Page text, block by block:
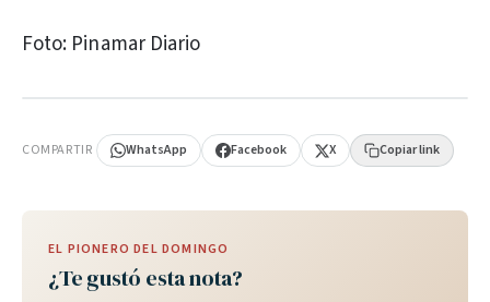
Foto: Pinamar Diario
COMPARTIR WhatsApp Facebook X Copiar link
EL PIONERO DEL DOMINGO
¿Te gustó esta nota?